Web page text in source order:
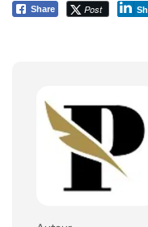
Share Post